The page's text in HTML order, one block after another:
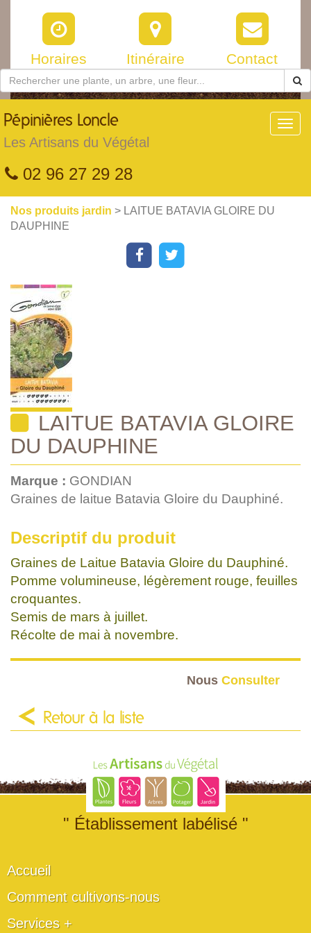
Horaires Itinéraire Contact
Pépinières Loncle
Les Artisans du Végétal
02 96 27 29 28
Nos produits jardin > LAITUE BATAVIA GLOIRE DU
DAUPHINE
LAITUE BATAVIA GLOIRE
DU DAUPHINE
Marque : GONDIAN
Graines de laitue Batavia Gloire du Dauphiné.
Descriptif du produit
Graines de Laitue Batavia Gloire du Dauphiné.
Pomme volumineuse, légèrement rouge, feuilles
croquantes.
Semis de mars à juillet.
Récolte de mai à novembre.
Nous Consulter
Retour à la liste
" Établissement labélisé "
Accueil
Comment cultivons-nous
Services +